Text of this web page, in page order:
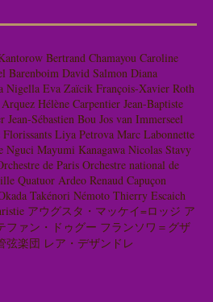
Bertrand Chamayou Caroline
Barenboim David Salmon Diana
Nigella Eva Zaïcik François-Xavier Roth
Hélène Carpentier Jean-Baptiste
Jean-Sébastien Bou Jos van Immerseel
Liya Petrova Marc Labonnette
Nguci Mayumi Kanagawa Nicolas Stavy
de Paris Orchestre national de
Quatuor Ardeo Renaud Capuçon
Takénori Némoto Thierry Escaich
アウグスタ・マッケイ=ロッジ ア
ファン・ドゥグー フランソワ＝グザ
弦楽団 レア・デザンドレ